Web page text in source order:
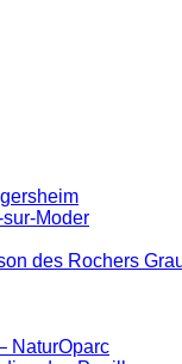
Moder
des Rochers
NaturOparc